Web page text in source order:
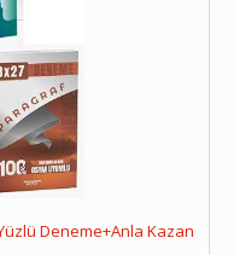
Deneme+Anla Kazan